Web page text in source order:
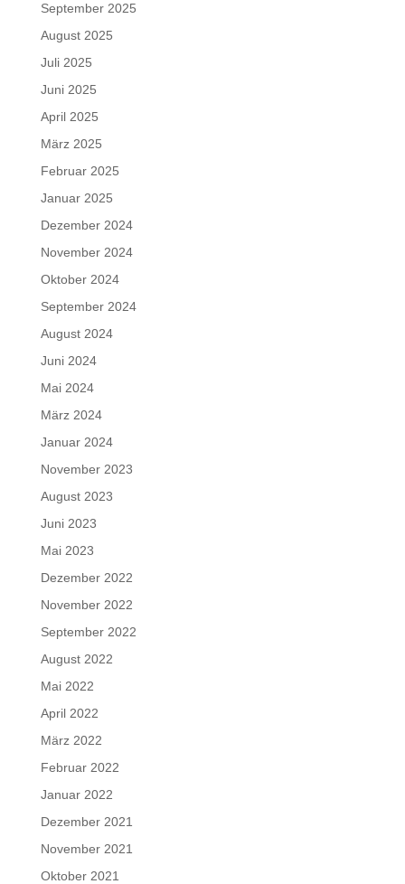
September 2025
August 2025
Juli 2025
Juni 2025
April 2025
März 2025
Februar 2025
Januar 2025
Dezember 2024
November 2024
Oktober 2024
September 2024
August 2024
Juni 2024
Mai 2024
März 2024
Januar 2024
November 2023
August 2023
Juni 2023
Mai 2023
Dezember 2022
November 2022
September 2022
August 2022
Mai 2022
April 2022
März 2022
Februar 2022
Januar 2022
Dezember 2021
November 2021
Oktober 2021